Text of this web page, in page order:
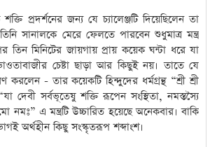
শক্তি প্রদর্শনের জন্য যে চ্যালেঞ্জটি দিয়েছিলেন তা
সানালকে মেরে ফেলতে পারবেন শুধুমাত্র মন্ত্র
তিন মিনিটের জায়গায় প্রায় কয়েক ঘন্টা ধরে যা
চেষ্টা ছাড়া আর কিছুই নয়। তাতে যে
করলেন - তার কয়েকটি হিন্দুদের ধর্মগ্রন্থ “শ্রী শ্রী
দেবী সর্বভূতেষু শক্তি রূপেন সংস্থিতা, নমস্তস্যৈ
নমঃ” এ মন্ত্রটি উচ্চারিত হয়েছে অনেকবার। বাকি
অর্থহীন কিছু সংস্কৃতরূপ শব্দাংশ।